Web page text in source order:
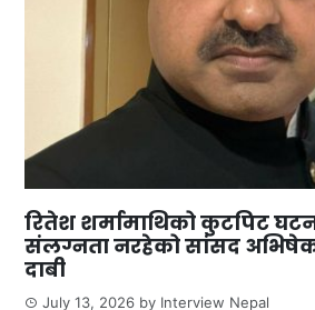
रितेश शर्मामाथिको कुटपिट
संलग्नता नरहेको सांसद अभिषेक
दाबी
July 13, 2026 by Interview Nepal